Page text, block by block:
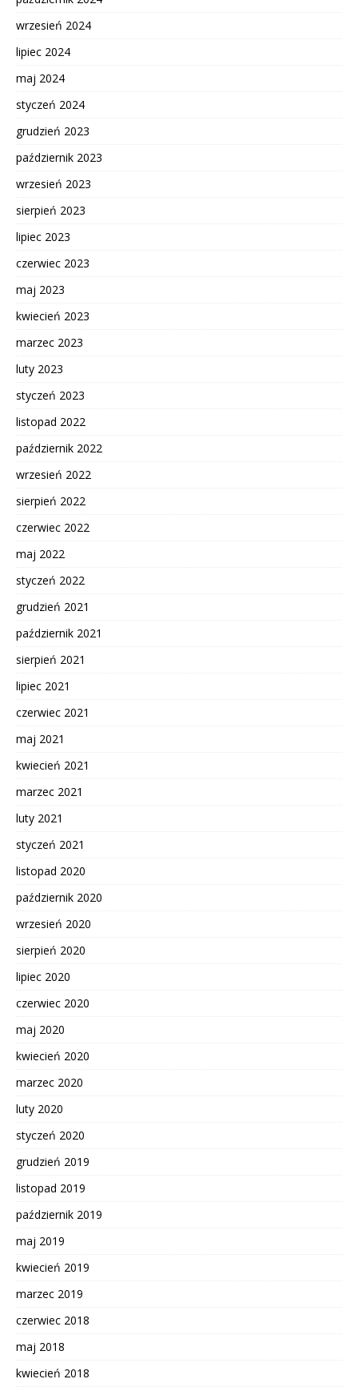
wrzesień 2024
lipiec 2024
maj 2024
styczeń 2024
grudzień 2023
październik 2023
wrzesień 2023
sierpień 2023
lipiec 2023
czerwiec 2023
maj 2023
kwiecień 2023
marzec 2023
luty 2023
styczeń 2023
listopad 2022
październik 2022
wrzesień 2022
sierpień 2022
czerwiec 2022
maj 2022
styczeń 2022
grudzień 2021
październik 2021
sierpień 2021
lipiec 2021
czerwiec 2021
maj 2021
kwiecień 2021
marzec 2021
luty 2021
styczeń 2021
listopad 2020
październik 2020
wrzesień 2020
sierpień 2020
lipiec 2020
czerwiec 2020
maj 2020
kwiecień 2020
marzec 2020
luty 2020
styczeń 2020
grudzień 2019
listopad 2019
październik 2019
maj 2019
kwiecień 2019
marzec 2019
czerwiec 2018
maj 2018
kwiecień 2018